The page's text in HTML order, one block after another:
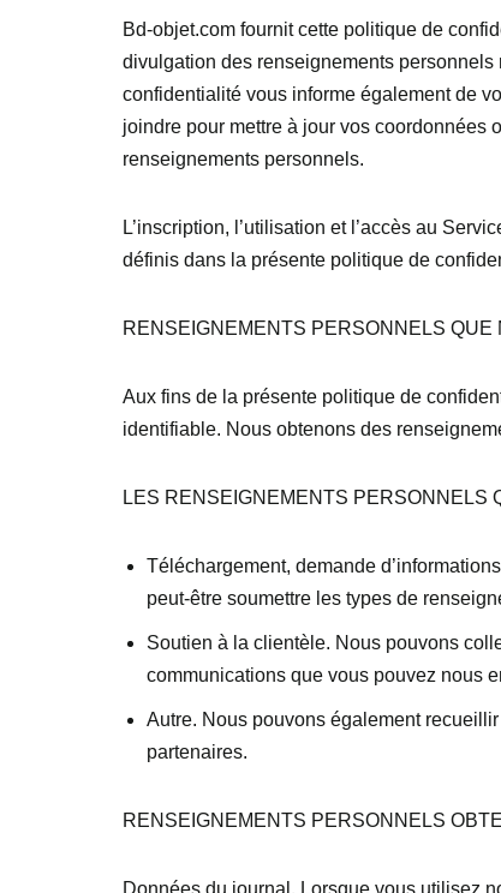
Bd-objet.com fournit cette politique de
divulgation des renseignements
confidentialité vous informe également de
joindre pour mettre à jour vos coordonnées
renseignements personnels.
L’inscription, l’utilisation et l’accès au
définis dans la présente politique de
RENSEIGNEMENTS PERSONNELS
Aux fins de la présente politique de
identifiable. Nous obtenons des
LES RENSEIGNEMENTS PERSONNELS
Téléchargement, demande
peut-être soumettre les types de
Soutien à la clientèle. Nous pouvons
communications que vous pouvez nous
Autre. Nous pouvons également
partenaires.
RENSEIGNEMENTS PERSONNELS
Données du journal. Lorsque vous utilisez